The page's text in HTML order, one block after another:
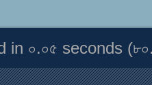
in ০.০৫ seconds